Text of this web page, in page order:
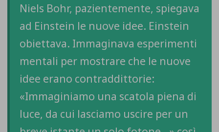
Niels Bohr, pazientemente, spiegava
ad Einstein le nuove idee. Einstein
obiettava. Immaginava esperimenti
mentali per mostrare che le nuove
idee erano contraddittorie:
«Immaginiamo una scatola piena di
luce, da cui lasciamo uscire per un